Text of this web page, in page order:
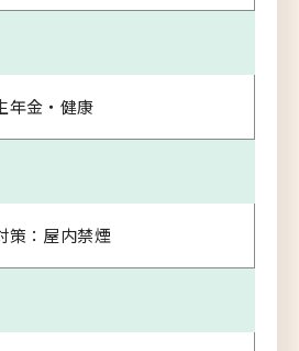
年金・健康
：屋内禁煙